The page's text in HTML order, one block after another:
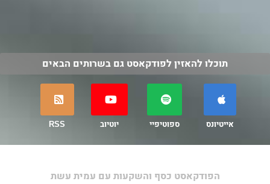
תוכלו להאזין לפודקאסט גם בשרותים הבאים
אייטיונס ספוטיפיי יוטיוב RSS
הפודקאסט כסף והשקעות עם עמית עשת